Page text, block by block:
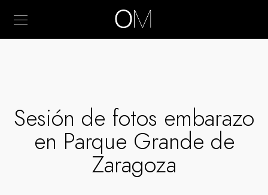
Sesión de fotos embarazo
en Parque Grande de
Zaragoza